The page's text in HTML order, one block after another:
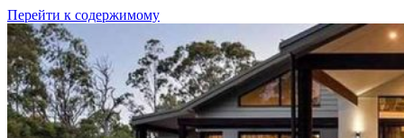
Перейти к содержимому